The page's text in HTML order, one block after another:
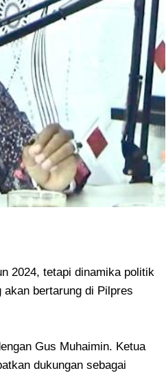
2024, tetapi dinamika politik
akan bertarung di Pilpres
Gus Muhaimin. Ketua
dukungan sebagai